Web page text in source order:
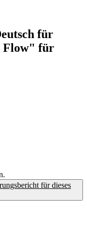
für
Flow" für
für dieses